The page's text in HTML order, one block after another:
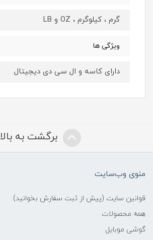
گرم ، کیلوگرم ، OZ و LB
ویژگی ها
دارای کاسه و ال سی دی دیجیتال
برگشت به بالا
منوی وب‌سایت
قوانین سایت (پیش از ثبت سفارش بخوانید)
همه محصولات
گوشی موبایل